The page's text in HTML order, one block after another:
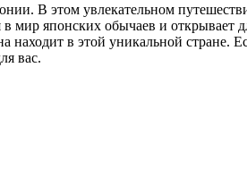
В этом увлекательном
мир японских обычаев и открывает
в этой уникальной стране.
вас.